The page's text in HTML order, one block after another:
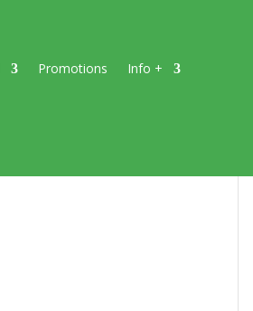
Promotions Info +